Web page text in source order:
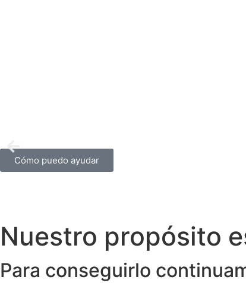
Cómo puedo ayudar
Nuestro propósito
Para conseguirlo